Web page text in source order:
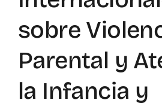
sobre
Parental y
la Infancia y